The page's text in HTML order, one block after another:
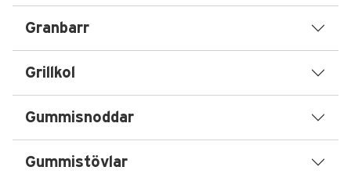
Granbarr
Grillkol
Gummisnoddar
Gummistövlar